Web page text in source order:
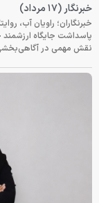
خبرنگار (۱۷ مرداد)
پاسداشت جایگاه ارزشمند
نقش مهمی در